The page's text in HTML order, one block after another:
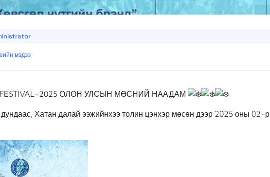
мэдээ
2025 ОЛОН УЛСЫН МӨСНИЙ НААДАМ
Хатан далай ээжийнхээ толин цэнхэр мөсөн дээр 2025 оны 02-р